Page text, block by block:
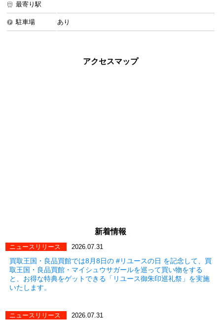
最寄り駅
駐車場 あり
アクセスマップ
新着情報
ニュースリリース 2026.07.31
買取王国・良品買館では8月8日の #リユースの日 を記念して、買
取王国・良品買館・マイシュウサガールを巡って買い物をする
と、お得な特典をゲットできる「リユース御朱印巡礼祭」を実施
いたします。
ニュースリリース 2026.07.31